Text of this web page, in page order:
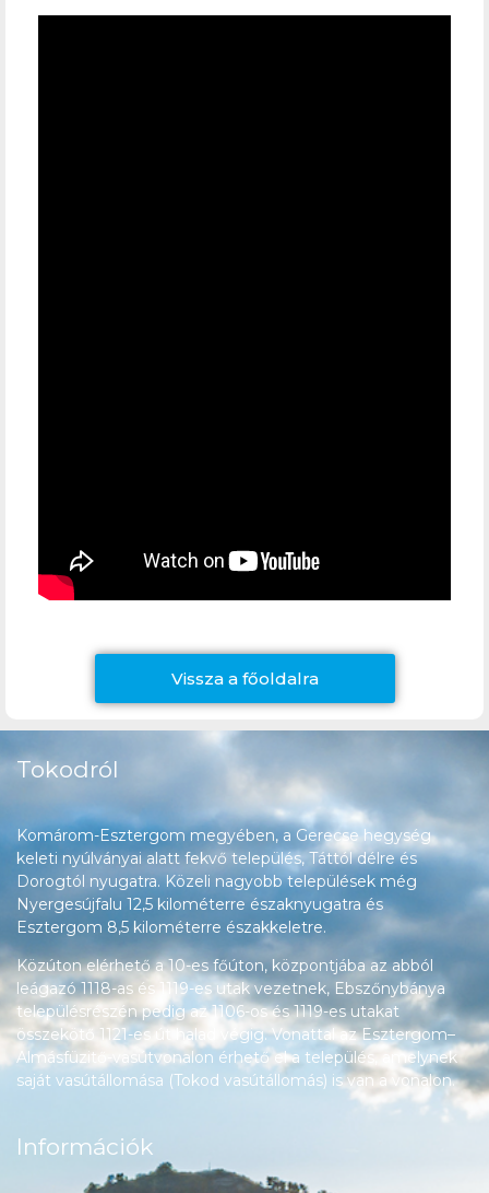
Vissza a főoldalra
Tokodról
Komárom-Esztergom megyében, a Gerecse hegység
keleti nyúlványai alatt fekvő település, Táttól délre és
Dorogtól nyugatra. Közeli nagyobb települések még
Nyergesújfalu 12,5 kilométerre északnyugatra és
Esztergom 8,5 kilométerre északkeletre.
Közúton elérhető a 10-es főúton, központjába az abból
leágazó 1118-as és 1119-es utak vezetnek, Ebszőnybánya
településrészén pedig az 1106-os és 1119-es utakat
összekötő 1121-es út halad végig. Vonattal az Esztergom–
Almásfüzitő-vasútvonalon érhető el a település, amelynek
saját vasútállomása (Tokod vasútállomás) is van a vonalon.
Információk